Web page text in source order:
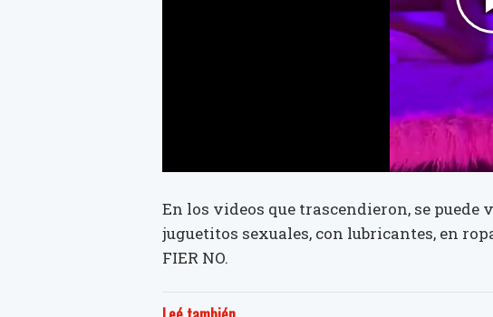
En los videos que trascendieron, se
juguetitos sexuales, con lubricantes, en
FIER NO.